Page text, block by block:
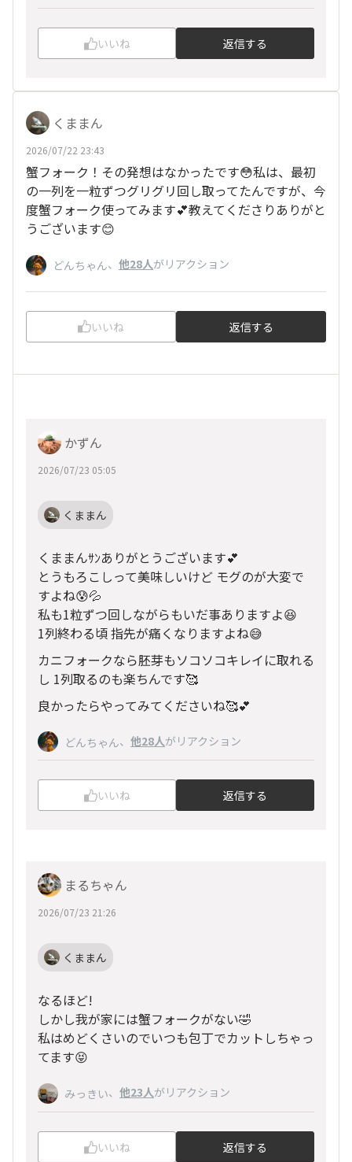
いいね 返信する
くままん
2026/07/22 23:43
蟹フォーク！その発想はなかったです😳私は、最初
の一列を一粒ずつグリグリ回し取ってたんですが、今
度蟹フォーク使ってみます💕教えてくださりありがと
うございます😊
どんちゃん、 他28人がリアクション
いいね 返信する
かずん
2026/07/23 05:05
くままん
くままんｻﾝありがとうございます💕
とうもろこしって美味しいけど モグのが大変で
すよね😰💦
私も1粒ずつ回しながらもいだ事ありますよ😆
1列終わる頃 指先が痛くなりますよね😅
カニフォークなら胚芽もソコソコキレイに取れる
し 1列取るのも楽ちんです🥰
良かったらやってみてくださいね🥰💕
どんちゃん、 他28人がリアクション
いいね 返信する
まるちゃん
2026/07/23 21:26
くままん
なるほど!
しかし我が家には蟹フォークがない🤣
私はめどくさいのでいつも包丁でカットしちゃっ
てます😝
みっきい、 他23人がリアクション
いいね 返信する